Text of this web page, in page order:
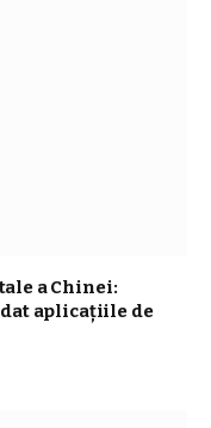
a Chinei:
aplicațiile de